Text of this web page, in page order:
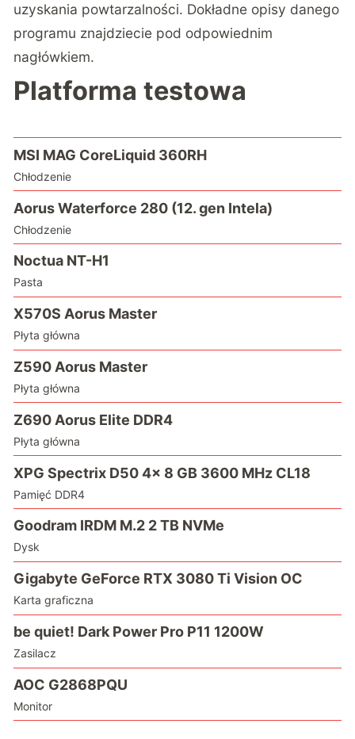
uzyskania powtarzalności. Dokładne opisy danego
programu znajdziecie pod odpowiednim
nagłówkiem.
Platforma testowa
Chłodzenie
MSI MAG CoreLiquid 360RH
Chłodzenie
Aorus Waterforce 280 (12. gen Intela)
Pasta
Noctua NT-H1
Płyta główna
X570S Aorus Master
Płyta główna
Z590 Aorus Master
Płyta główna
Z690 Aorus Elite DDR4
Pamięć DDR4
XPG Spectrix D50 4x 8 GB 3600 MHz CL18
Dysk
Goodram IRDM M.2 2 TB NVMe
Karta graficzna
Gigabyte GeForce RTX 3080 Ti Vision OC
Zasilacz
be quiet! Dark Power Pro P11 1200W
Monitor
AOC G2868PQU